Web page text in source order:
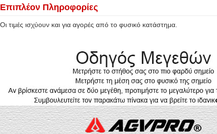
Επιπλέον Πληροφορίες
Οι τιμές ισχύουν και για αγορές από το φυσικό κατάστημα.